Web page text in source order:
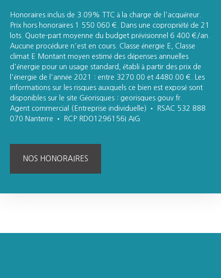
Honoraires inclus de 3.09% TTC à la charge de l'acquéreur.
Prix hors honoraires 1 550 060 €. Dans une copropriété de 21
lots. Quote-part moyenne du budget prévisionnel 6 400 €/an.
Aucune procédure n'est en cours. Classe énergie E, Classe
climat E Montant moyen estimé des dépenses annuelles
d'énergie pour un usage standard, établi à partir des prix de
l'énergie de l'année 2021 : entre 3270.00 et 4480.00 €. Les
informations sur les risques auxquels ce bien est exposé sont
disponibles sur le site Géorisques : georisques.gouv.fr.
Agent commercial (Entreprise individuelle) • RSAC 532 888
070 Nanterre • RCP RDO1296156I AIG
NOS HONORAIRES